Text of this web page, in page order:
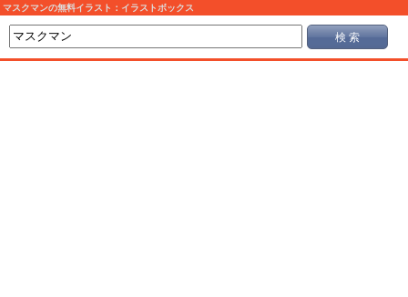
マスクマンの無料イラスト：イラストボックス
検 索